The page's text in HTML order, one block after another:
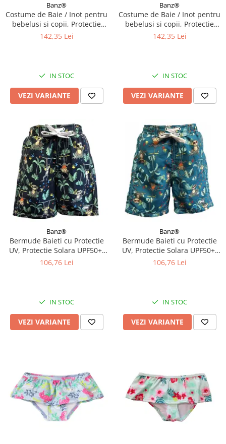
Banz®
Costume de Baie / Inot pentru
bebelusi si copii, Protectie
Soare UPF50+, Mint Floral,
142,35 Lei
IN STOC
VEZI VARIANTE
Banz®
Costume de Baie / Inot pentru
bebelusi si copii, Protectie
Soare UPF50+, Sea Horse,
142,35 Lei
IN STOC
VEZI VARIANTE
Banz®
Bermude Baieti cu Protectie
UV, Protectie Solara UPF50+,
Navy Jungle, Diverse marimi
106,76 Lei
IN STOC
VEZI VARIANTE
Banz®
Bermude Baieti cu Protectie
UV, Protectie Solara UPF50+,
Petrol Jungle, Diverse marimi
106,76 Lei
IN STOC
VEZI VARIANTE